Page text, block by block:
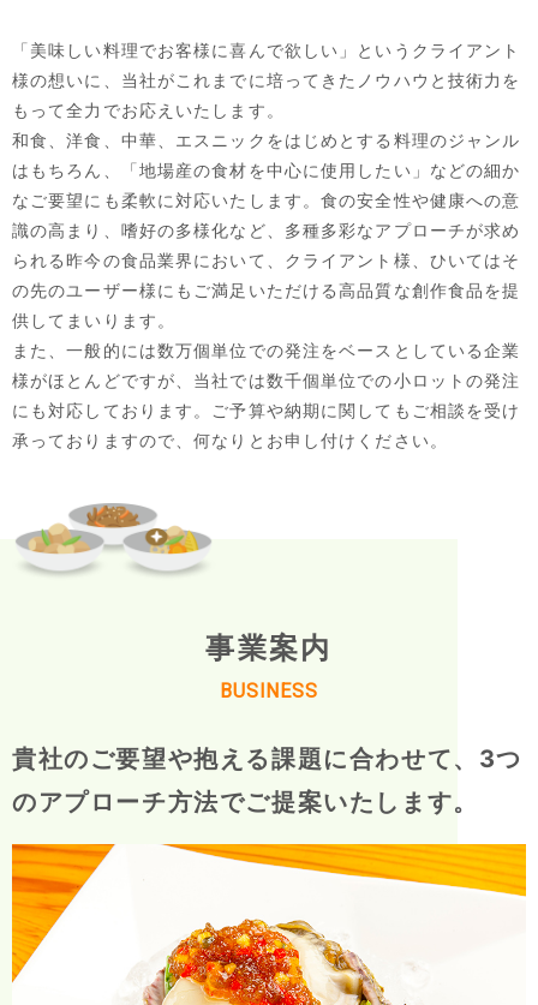
「美味しい料理でお客様に喜んで欲しい」というクライアント
様の想いに、当社がこれまでに培ってきたノウハウと技術力を
もって全力でお応えいたします。
和食、洋食、中華、エスニックをはじめとする料理のジャンル
はもちろん、「地場産の食材を中心に使用したい」などの細か
なご要望にも柔軟に対応いたします。食の安全性や健康への意
識の高まり、嗜好の多様化など、多種多彩なアプローチが求め
られる昨今の食品業界において、クライアント様、ひいてはそ
の先のユーザー様にもご満足いただける高品質な創作食品を提
供してまいります。
また、一般的には数万個単位での発注をベースとしている企業
様がほとんどですが、当社では数千個単位での小ロットの発注
にも対応しております。ご予算や納期に関してもご相談を受け
承っておりますので、何なりとお申し付けください。
事業案内
BUSINESS
貴社のご要望や抱える課題に合わせて、 3つ
のアプローチ方法でご提案いたします。